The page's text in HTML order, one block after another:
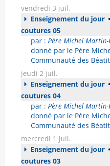
vendredi 3 juil.
Enseignement du jour •
coutures 05
par : Père Michel Martin-
donné par le Père
Communauté des
jeudi 2 juil.
Enseignement du jour •
coutures 04
par : Père Michel Martin-
donné par le Père
Communauté des
mercredi 1 juil.
Enseignement du jour •
coutures 03